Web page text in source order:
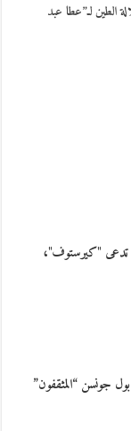
الطين لـ”عطا عبد
تدعى "كيرستوف"،
جونسن “المثقفون”